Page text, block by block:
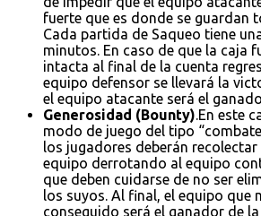
fuerte que es donde se guardan
Cada partida de Saqueo tiene
minutos. En caso de que la caja
intacta al final de la cuenta
equipo defensor se llevará la
el equipo atacante será el
Generosidad (Bounty).En este
modo de juego del tipo
los jugadores deberán
equipo derrotando al equipo
que deben cuidarse de no ser
los suyos. Al final, el equipo que
conseguido será el ganador de